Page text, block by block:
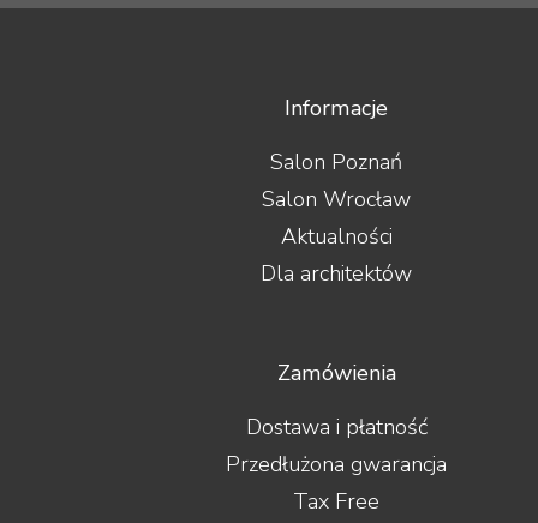
Informacje
Salon Poznań
Salon Wrocław
Aktualności
Dla architektów
Zamówienia
Dostawa i płatność
Przedłużona gwarancja
Tax Free